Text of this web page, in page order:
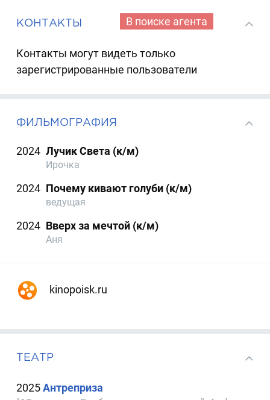
КОНТАКТЫ В поиске агента
Контакты могут видеть только
зарегистрированные пользователи
ФИЛЬМОГРАФИЯ
2024 Лучик Света (к/м)
Ирочка
2024 Почему кивают голуби (к/м)
ведущая
2024 Вверх за мечтой (к/м)
Аня
kinopoisk.ru
ТЕАТР
2025Антреприза